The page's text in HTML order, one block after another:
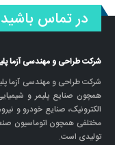
در تماس
شرکت طراحی و مهندسی آزما
شرکت طراحی و مهندسی آزما
همچون صنایع پلیمر و
الکترونیک، صنایع خودرو و
مختلفی همچون اتوماسیون
تولیدی است.